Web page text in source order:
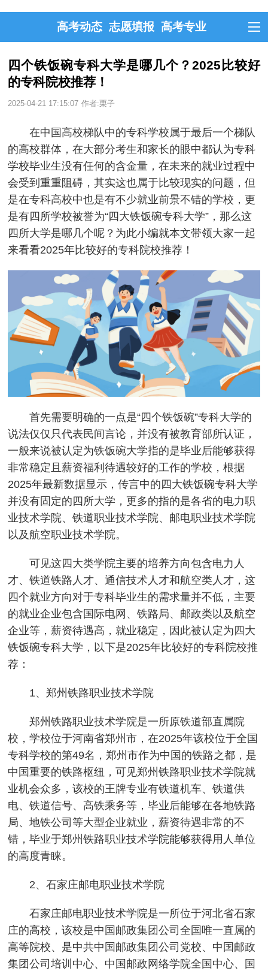
高考动态 志愿填报 高考专业
四个铁饭碗专科大学是哪几个？2025比较好
的专科院校推荐！
2025-04-21 17:15:07 作者:栗子
在中国高校梯队中的专科学校属于最后一个梯队
的高校群体，在大部分考生和家长的眼中都认为专科
学校毕业生没有任何的含金量，在未来的就业过程中
会受到重重阻碍，其实这也属于比较现实的问题，但
是在专科高校中也是有不少就业前景不错的学校，更
是有四所学校被誉为“四大铁饭碗专科大学”，那么这
四所大学是哪几个呢？为此小编就本文带领大家一起
来看看2025年比较好的专科院校推荐！
首先需要明确的一点是“四个铁饭碗”专科大学的
说法仅仅只代表民间言论，并没有被教育部所认证，
一般来说被认定为铁饭碗大学指的是毕业后能够获得
非常稳定且薪资福利待遇较好的工作的学校，根据
2025年最新数据显示，传言中的四大铁饭碗专科大学
并没有固定的四所大学，更多的指的是各省的电力职
业技术学院、铁道职业技术学院、邮电职业技术学院
以及航空职业技术学院。
可见这四大类学院主要的培养方向包含电力人
才、铁道铁路人才、通信技术人才和航空类人才，这
四个就业方向对于专科毕业生的需求量并不低，主要
的就业企业包含国际电网、铁路局、邮政类以及航空
企业等，薪资待遇高，就业稳定，因此被认定为四大
铁饭碗专科大学，以下是2025年比较好的专科院校推
荐：
1、郑州铁路职业技术学院
郑州铁路职业技术学院是一所原铁道部直属院
校，学校位于河南省郑州市，在2025年该校位于全国
专科学校的第49名，郑州市作为中国的铁路之都，是
中国重要的铁路枢纽，可见郑州铁路职业技术学院就
业机会众多，该校的王牌专业有铁道机车、铁道供
电、铁道信号、高铁乘务等，毕业后能够在各地铁路
局、地铁公司等大型企业就业，薪资待遇非常的不
错，毕业于郑州铁路职业技术学院能够获得用人单位
的高度青睐。
2、石家庄邮电职业技术学院
石家庄邮电职业技术学院是一所位于河北省石家
庄的高校，该校是中国邮政集团公司全国唯一直属的
高等院校、是中共中国邮政集团公司党校、中国邮政
集团公司培训中心、中国邮政网络学院全国中心、国